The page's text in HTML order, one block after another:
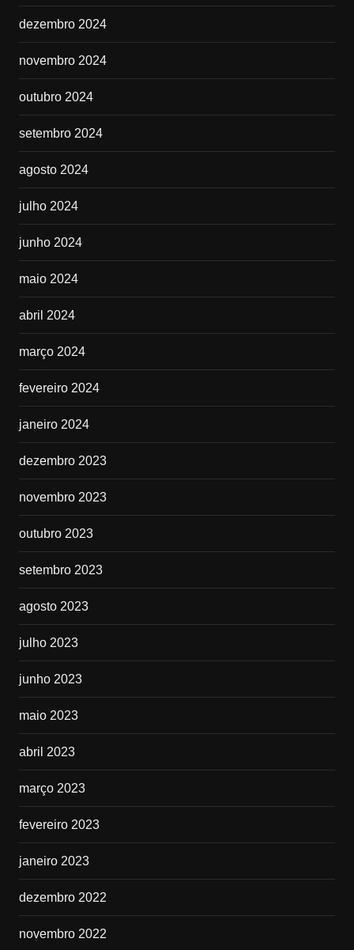
dezembro 2024
novembro 2024
outubro 2024
setembro 2024
agosto 2024
julho 2024
junho 2024
maio 2024
abril 2024
março 2024
fevereiro 2024
janeiro 2024
dezembro 2023
novembro 2023
outubro 2023
setembro 2023
agosto 2023
julho 2023
junho 2023
maio 2023
abril 2023
março 2023
fevereiro 2023
janeiro 2023
dezembro 2022
novembro 2022